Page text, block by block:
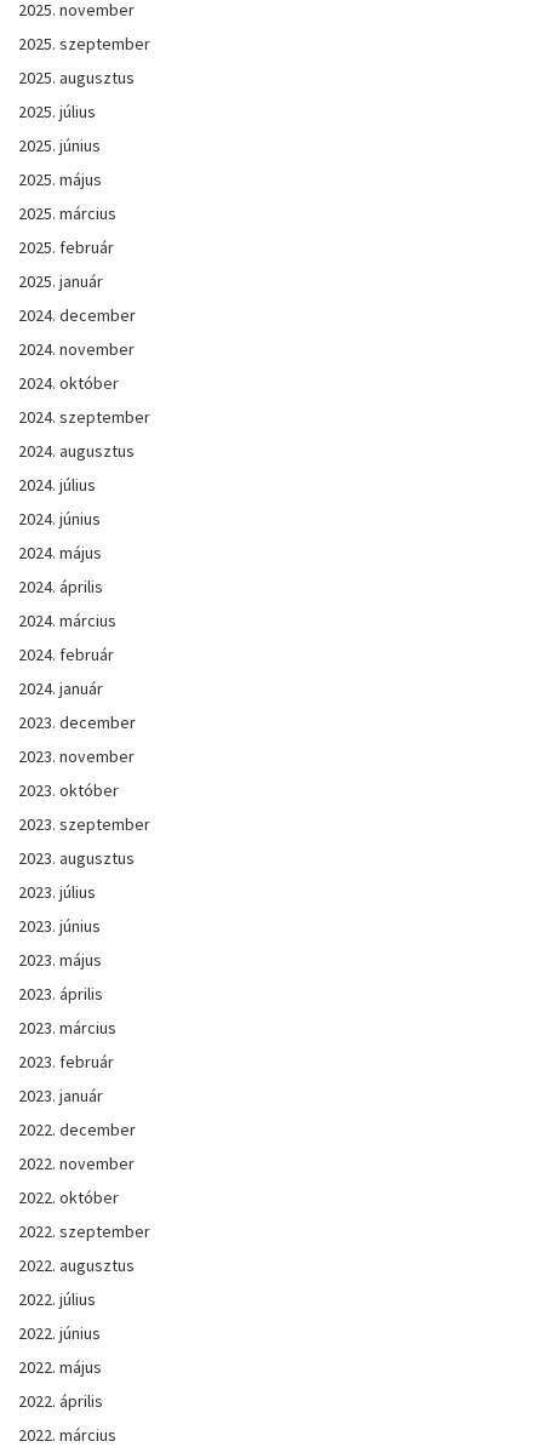
2025. november
2025. szeptember
2025. augusztus
2025. július
2025. június
2025. május
2025. március
2025. február
2025. január
2024. december
2024. november
2024. október
2024. szeptember
2024. augusztus
2024. július
2024. június
2024. május
2024. április
2024. március
2024. február
2024. január
2023. december
2023. november
2023. október
2023. szeptember
2023. augusztus
2023. július
2023. június
2023. május
2023. április
2023. március
2023. február
2023. január
2022. december
2022. november
2022. október
2022. szeptember
2022. augusztus
2022. július
2022. június
2022. május
2022. április
2022. március